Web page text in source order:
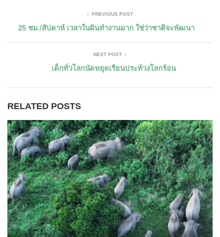
PREVIOUS POST
25 ชม./สัปดาห์ เวลาในฝันทำงานมาก ใช่ว่าชาติจะพัฒนา
NEXT POST
เด็กทั่วโลกนัดหยุดเรียนประท้วงโลกร้อน
RELATED POSTS